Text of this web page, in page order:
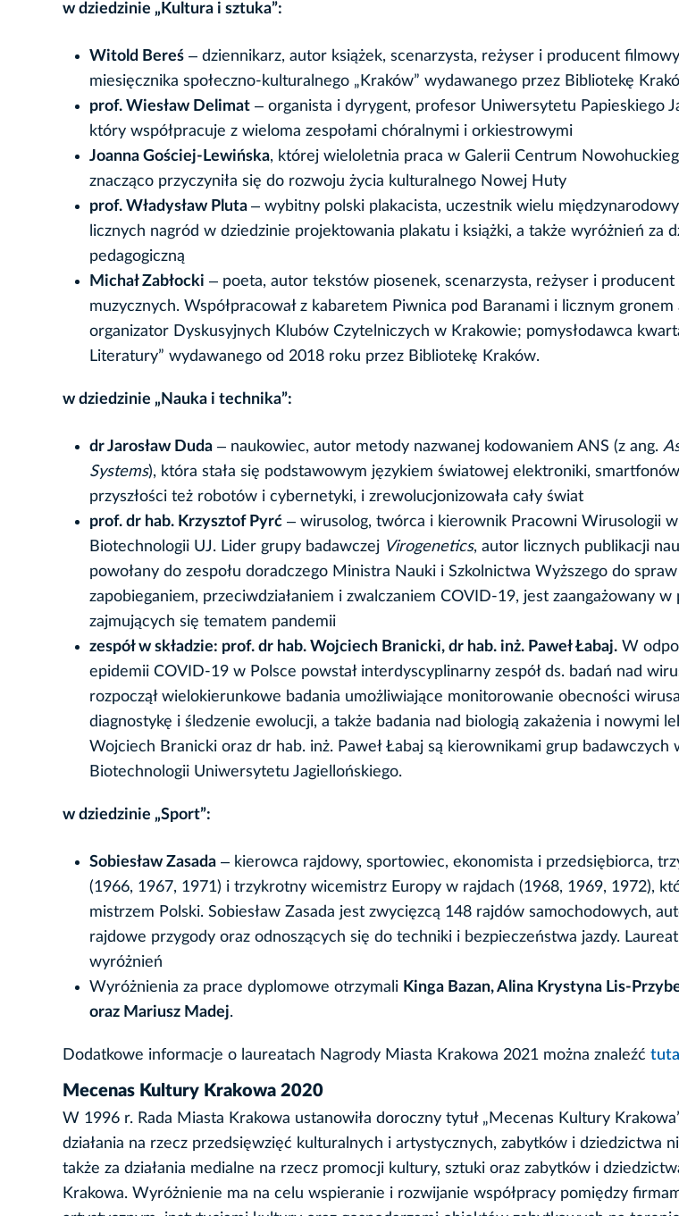
w dziedzinie „Kultura i sztuka”:
Witold Bereś ‒ dziennikarz, autor książek, scenarzysta, reżyser i producent
miesięcznika społeczno-kulturalnego „Kraków” wydawanego przez Bibliotekę
prof. Wiesław Delimat ‒ organista i dyrygent, profesor Uniwersytetu Papieskiego
który współpracuje z wieloma zespołami chóralnymi i orkiestrowymi
Joanna Gościej-Lewińska, której wieloletnia praca w Galerii Centrum
znacząco przyczyniła się do rozwoju życia kulturalnego Nowej Huty
prof. Władysław Pluta ‒ wybitny polski plakacista, uczestnik wielu
licznych nagród w dziedzinie projektowania plakatu i książki, a także wyróżnień za
pedagogiczną
Michał Zabłocki ‒ poeta, autor tekstów piosenek, scenarzysta, reżyser i
muzycznych. Współpracował z kabaretem Piwnica pod Baranami i licznym
organizator Dyskusyjnych Klubów Czytelniczych w Krakowie; pomysłodawca
Literatury” wydawanego od 2018 roku przez Bibliotekę Kraków.
w dziedzinie „Nauka i technika”:
dr Jarosław Duda ‒ naukowiec, autor metody nazwanej kodowaniem ANS (z ang.
Systems), która stała się podstawowym językiem światowej elektroniki,
przyszłości też robotów i cybernetyki, i zrewolucjonizowała cały świat
prof. dr hab. Krzysztof Pyrć ‒ wirusolog, twórca i kierownik Pracowni Wirusologii
Biotechnologii UJ. Lider grupy badawczej Virogenetics, autor licznych publikacji
powołany do zespołu doradczego Ministra Nauki i Szkolnictwa Wyższego do spraw
zapobieganiem, przeciwdziałaniem i zwalczaniem COVID-19, jest zaangażowany
zajmujących się tematem pandemii
zespół w składzie: prof. dr hab. Wojciech Branicki, dr hab. inż. Paweł Łabaj. W
epidemii COVID-19 w Polsce powstał interdyscyplinarny zespół ds. badań nad
rozpoczął wielokierunkowe badania umożliwiające monitorowanie obecności
diagnostykę i śledzenie ewolucji, a także badania nad biologią zakażenia i nowymi
Wojciech Branicki oraz dr hab. inż. Paweł Łabaj są kierownikami grup badawczych
Biotechnologii Uniwersytetu Jagiellońskiego.
w dziedzinie „Sport”:
Sobiesław Zasada ‒ kierowca rajdowy, sportowiec, ekonomista i przedsiębiorca,
(1966, 1967, 1971) i trzykrotny wicemistrz Europy w rajdach (1968, 1969, 1972),
mistrzem Polski. Sobiesław Zasada jest zwycięzcą 148 rajdów samochodowych,
rajdowe przygody oraz odnoszących się do techniki i bezpieczeństwa jazdy.
wyróżnień
Wyróżnienia za prace dyplomowe otrzymali Kinga Bazan, Alina Krystyna Lis-
oraz Mariusz Madej.
Dodatkowe informacje o laureatach Nagrody Miasta Krakowa 2021 można znaleźć
Mecenas Kultury Krakowa 2020
W 1996 r. Rada Miasta Krakowa ustanowiła doroczny tytuł „Mecenas Kultury
działania na rzecz przedsięwzięć kulturalnych i artystycznych, zabytków i dziedzictwa
także za działania medialne na rzecz promocji kultury, sztuki oraz zabytków i
Krakowa. Wyróżnienie ma na celu wspieranie i rozwijanie współpracy pomiędzy